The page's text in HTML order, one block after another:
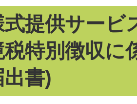
式提供サービ
特別徴収に
書)